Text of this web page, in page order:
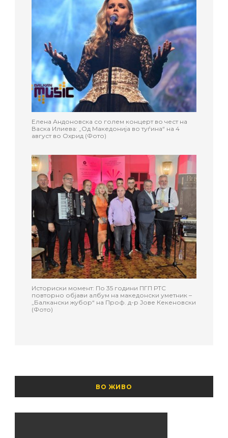
Елена Андоновска со голем концерт во чест на
Васка Илиева: „Од Македонија во туѓина“ на 4
август во Охрид (Фото)
Историски момент: По 35 години ПГП РТС
повторно објави албум на македонски уметник –
„Балкански жубор“ на Проф. д-р Јове Кекеновски
(Фото)
ВО ЖИВО